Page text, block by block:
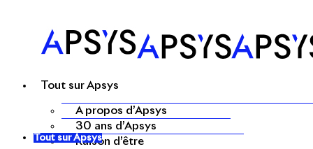
Tout sur Apsys
A propos d’Apsys
30 ans d’Apsys
Raison d’être
Tout sur Apsys